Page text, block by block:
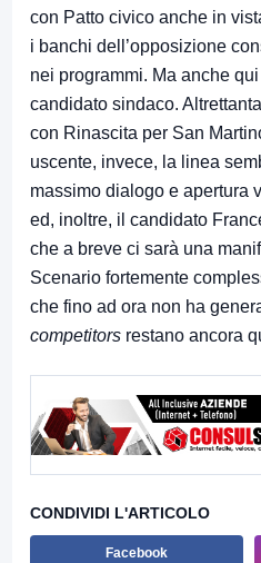
con Patto civico anche in
i banchi dell’opposizione
nei programmi. Ma anche
candidato sindaco.
con Rinascita per San
uscente, invece, la linea
massimo dialogo e apertura
ed, inoltre, il candidato
che a breve ci sarà una
Scenario fortemente
che fino ad ora non ha
competitors restano ancora
CONDIVIDI L'ARTICOLO
Facebook